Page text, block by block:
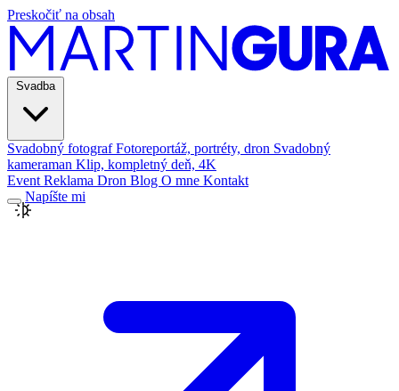
Preskočiť na obsah
Svadba
Svadobný fotograf Fotoreportáž, portréty, dron Svadobný
kameraman Klip, kompletný deň, 4K
Event Reklama Dron Blog O mne Kontakt
Napíšte mi